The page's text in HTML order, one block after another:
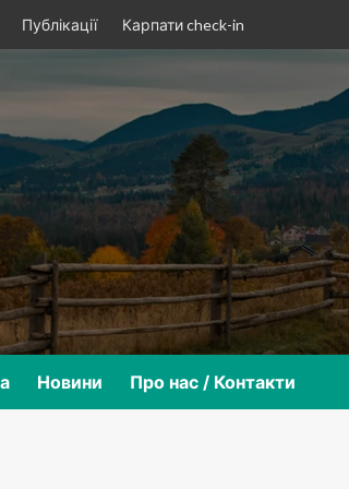
Публікації Карпати check-in
Новини Про нас / Контакти